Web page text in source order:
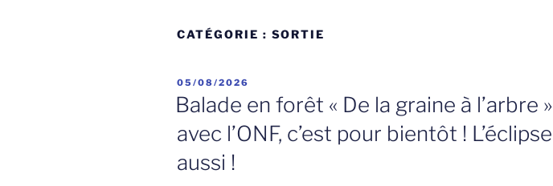
CATÉGORIE : SORTIE
PUBLIÉ
LE
05/08/2026
Balade en forêt « De la graine à l’arbre »
avec l’ONF, c’est pour bientôt ! L’éclipse
aussi !